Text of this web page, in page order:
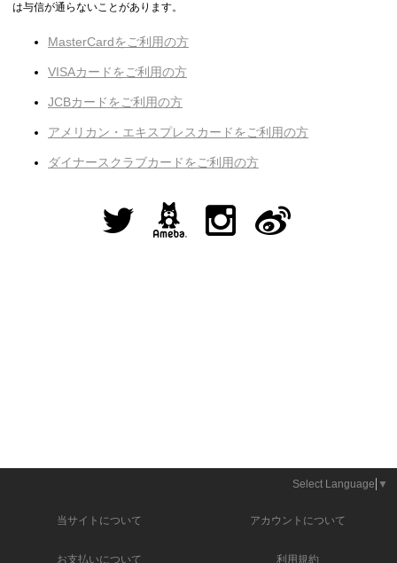
は与信が通らないことがあります。
MasterCardをご利用の方
VISAカードをご利用の方
JCBカードをご利用の方
アメリカン・エキスプレスカードをご利用の方
ダイナースクラブカードをご利用の方
Select Language ▼
当サイトについて アカウントについて
お支払いについて 利用規約